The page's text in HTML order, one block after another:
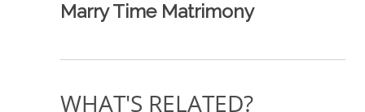
Marry Time Matrimony
WHAT'S RELATED?